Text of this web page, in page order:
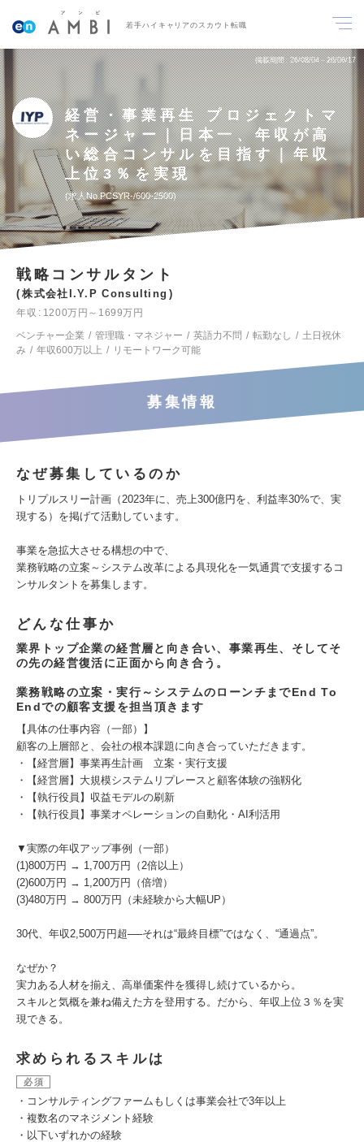
若手ハイキャリアのスカウト転職
掲載期間 26/08/04～26/08/17
経営・事業再生 プロジェクトマ
ネージャー｜日本一、年収が高
い総合コンサルを目指す｜年収
上位3％を実現
求人No.PCSYR-/600-2500
戦略コンサルタント
株式会社I.Y.P Consulting
年収
1200万円～1699万円
ベンチャー企業
管理職・マネジャー 英語力不問 転勤なし
土日祝休
み
年収600万以上 リモートワーク可能
募集情報
なぜ募集しているのか
トリプルスリー計画（2023年に、売上300億円を、利益率30%で、実
現する）を掲げて活動しています。
事業を急拡大させる構想の中で、
業務戦略の立案～システム改革による具現化を一気通貫で支援するコ
ンサルタントを募集します。
どんな仕事か
業界トップ企業の経営層と向き合い、事業再生、そしてそ
の先の経営復活に正面から向き合う。
業務戦略の立案・実行～システムのローンチまでEnd To
Endでの顧客支援を担当頂きます
【具体の仕事内容（一部）】
顧客の上層部と、会社の根本課題に向き合っていただきます。
・【経営層】事業再生計画 立案・実行支援
・【経営層】大規模システムリプレースと顧客体験の強靱化
・【執行役員】収益モデルの刷新
・【執行役員】事業オペレーションの自動化・AI利活用
▼実際の年収アップ事例（一部）
(1)800万円 → 1,700万円（2倍以上）
(2)600万円 → 1,200万円（倍増）
(3)480万円 → 800万円（未経験から大幅UP）
30代、年収2,500万円超──それは“最終目標”ではなく、“通過点”。
なぜか？
実力ある人材を揃え、高単価案件を獲得し続けているから。
スキルと気概を兼ね備えた方を登用する。だから、年収上位３％を実
現できる。
求められるスキルは
必須
・コンサルティングファームもしくは事業会社で3年以上
・複数名のマネジメント経験
・以下いずれかの経験